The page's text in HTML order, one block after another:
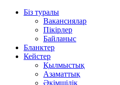
Біз туралы
Вакансиялар
Пікірлер
Байланыс
Бланктер
Кейстер
Қылмыстық
Азаматтық
Әкімшілік